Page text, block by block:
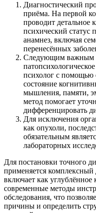
Диагностический
приёма. На первой
проводит детальное
психический статус
анамнез, включая
перенесённых
Следующим важным
психолог с помощью
состояние
мышления, памяти,
метод помогает
дифференцировать
Для исключения
как опухоли,
обязательным
лабораторных
Для постановки точного
применяется
включает как
современные методы
обследования, что
причины и определить